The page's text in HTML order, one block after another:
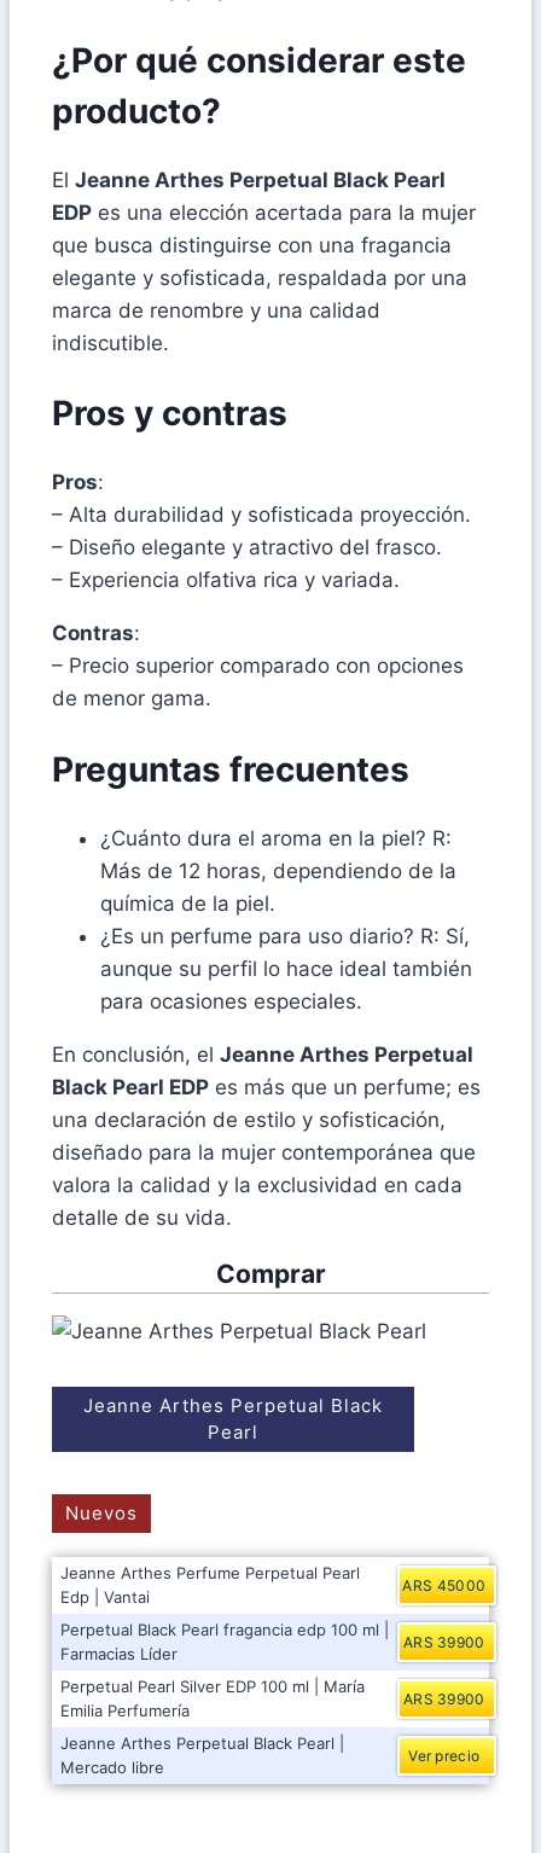
¿Por qué considerar este
producto?
El Jeanne Arthes Perpetual Black Pearl
EDP es una elección acertada para la mujer
que busca distinguirse con una fragancia
elegante y sofisticada, respaldada por una
marca de renombre y una calidad
indiscutible.
Pros y contras
Pros:
– Alta durabilidad y sofisticada proyección.
– Diseño elegante y atractivo del frasco.
– Experiencia olfativa rica y variada.
Contras:
– Precio superior comparado con opciones
de menor gama.
Preguntas frecuentes
¿Cuánto dura el aroma en la piel? R:
Más de 12 horas, dependiendo de la
química de la piel.
¿Es un perfume para uso diario? R: Sí,
aunque su perfil lo hace ideal también
para ocasiones especiales.
En conclusión, el Jeanne Arthes Perpetual
Black Pearl EDP es más que un perfume; es
una declaración de estilo y sofisticación,
diseñado para la mujer contemporánea que
valora la calidad y la exclusividad en cada
detalle de su vida.
Comprar
Jeanne Arthes Perpetual Black
Pearl
Nuevos
Jeanne Arthes Perfume Perpetual Pearl
Edp | Vantai
ARS 45000
Perpetual Black Pearl fragancia edp 100 ml |
Farmacias Líder
ARS 39900
Perpetual Pearl Silver EDP 100 ml | María
Emilia Perfumería
ARS 39900
Jeanne Arthes Perpetual Black Pearl |
Mercado libre
Ver precio